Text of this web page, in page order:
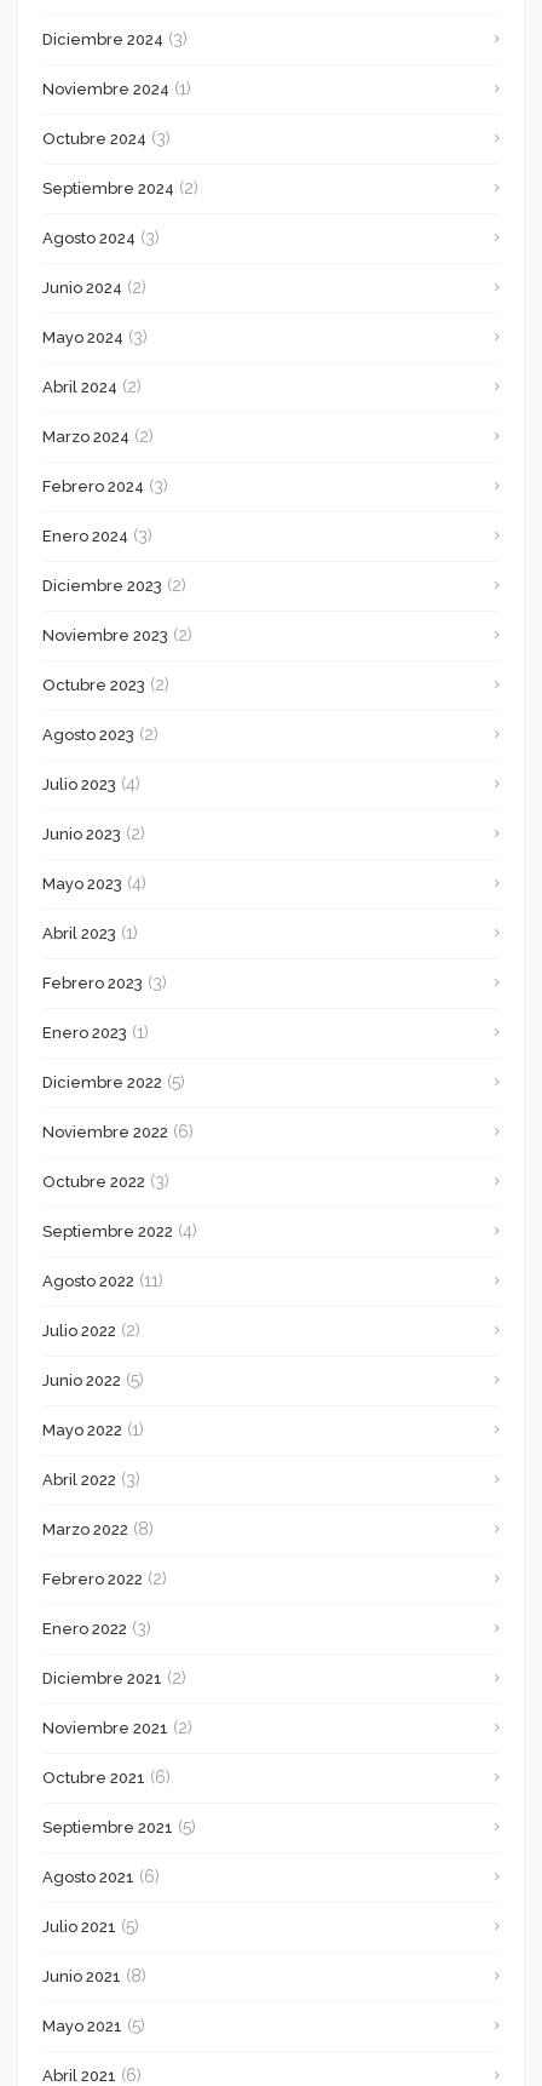
Diciembre 2024 (3)
Noviembre 2024 (1)
Octubre 2024 (3)
Septiembre 2024 (2)
Agosto 2024 (3)
Junio 2024 (2)
Mayo 2024 (3)
Abril 2024 (2)
Marzo 2024 (2)
Febrero 2024 (3)
Enero 2024 (3)
Diciembre 2023 (2)
Noviembre 2023 (2)
Octubre 2023 (2)
Agosto 2023 (2)
Julio 2023 (4)
Junio 2023 (2)
Mayo 2023 (4)
Abril 2023 (1)
Febrero 2023 (3)
Enero 2023 (1)
Diciembre 2022 (5)
Noviembre 2022 (6)
Octubre 2022 (3)
Septiembre 2022 (4)
Agosto 2022 (11)
Julio 2022 (2)
Junio 2022 (5)
Mayo 2022 (1)
Abril 2022 (3)
Marzo 2022 (8)
Febrero 2022 (2)
Enero 2022 (3)
Diciembre 2021 (2)
Noviembre 2021 (2)
Octubre 2021 (6)
Septiembre 2021 (5)
Agosto 2021 (6)
Julio 2021 (5)
Junio 2021 (8)
Mayo 2021 (5)
Abril 2021 (6)